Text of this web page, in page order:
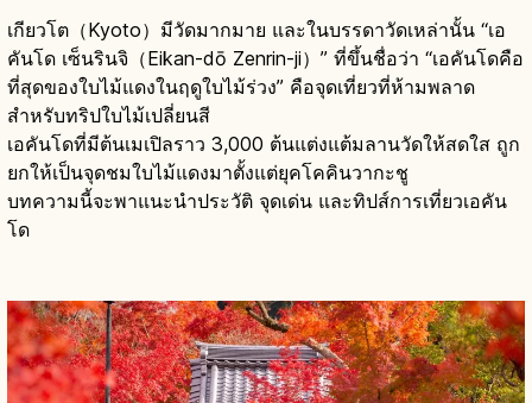
เกียวโต（Kyoto）มีวัดมากมาย และในบรรดาวัดเหล่านั้น “เอ
คันโด เซ็นรินจิ（Eikan-dō Zenrin-ji）” ที่ขึ้นชื่อว่า “เอคันโดคือ
ที่สุดของใบไม้แดงในฤดูใบไม้ร่วง” คือจุดเที่ยวที่ห้ามพลาด
สำหรับทริปใบไม้เปลี่ยนสี
เอคันโดที่มีต้นเมเปิลราว 3,000 ต้นแต่งแต้มลานวัดให้สดใส ถูก
ยกให้เป็นจุดชมใบไม้แดงมาตั้งแต่ยุคโคคินวากะชู
บทความนี้จะพาแนะนำประวัติ จุดเด่น และทิปส์การเที่ยวเอคัน
โด